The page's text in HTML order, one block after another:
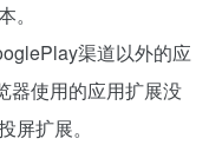
渠道以外的应
器使用的应用扩展没
扩展。